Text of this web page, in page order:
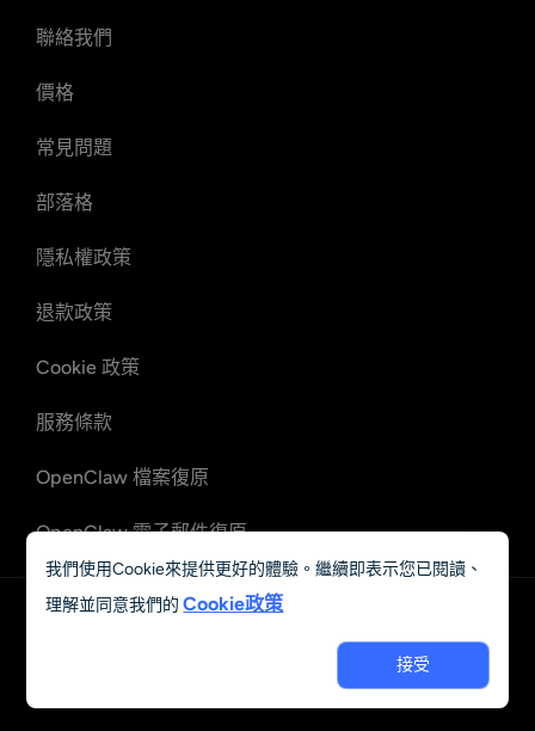
聯絡我們
價格
常見問題
部落格
隱私權政策
退款政策
Cookie 政策
服務條款
OpenClaw 檔案復原
OpenClaw 電子郵件復原
© 2023 - 2026 Grand Vision Tech Software Limited. All rights
我們使用Cookie來提供更好的體驗。繼續即表示您已閱讀、
理解並同意我們的Cookie政策
接受